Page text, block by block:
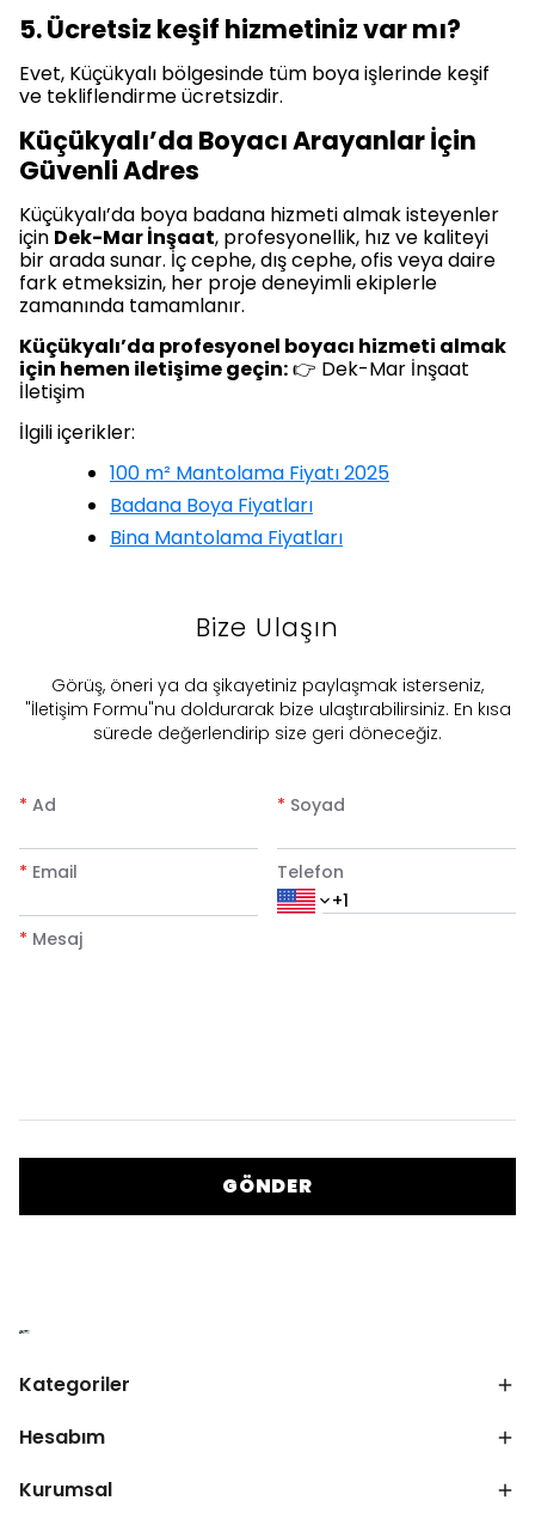
5. Ücretsiz keşif hizmetiniz var mı?
Evet, Küçükyalı bölgesinde tüm boya işlerinde keşif
ve tekliflendirme ücretsizdir.
Küçükyalı’da Boyacı Arayanlar İçin
Güvenli Adres
Küçükyalı’da boya badana hizmeti almak isteyenler
için Dek-Mar İnşaat, profesyonellik, hız ve kaliteyi
bir arada sunar. İç cephe, dış cephe, ofis veya daire
fark etmeksizin, her proje deneyimli ekiplerle
zamanında tamamlanır.
Küçükyalı’da profesyonel boyacı hizmeti almak
için hemen iletişime geçin:👉 Dek-Mar İnşaat
İletişim
İlgili içerikler:
100 m² Mantolama Fiyatı 2025
Badana Boya Fiyatları
Bina Mantolama Fiyatları
Bize Ulaşın
​Görüş, öneri ya da şikayetiniz paylaşmak isterseniz,
"İletişim Formu"nu doldurarak bize ulaştırabilirsiniz. En kısa
sürede değerlendirip size geri döneceğiz.
* Ad * Soyad
* Email Telefon
* Mesaj
GÖNDER
Kategoriler
Hesabım
Kurumsal